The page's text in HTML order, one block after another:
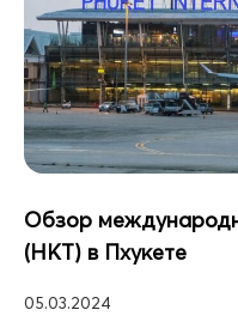
Обзор
(HKT) в Пхукете
05.03.2024